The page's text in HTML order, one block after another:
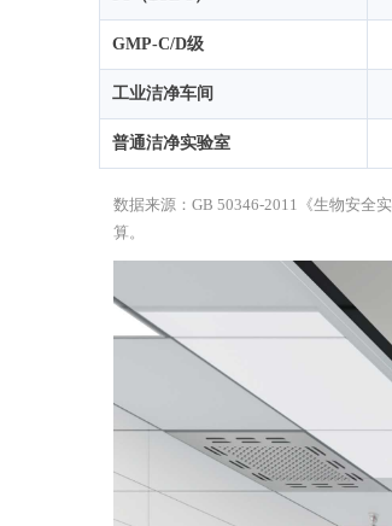
GMP-C/D级
工业洁净车间
普通洁净实验室
数据来源：GB 50346-2011《生物安全
算。